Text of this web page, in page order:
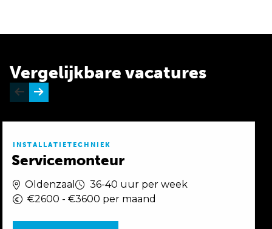
Vergelijkbare vacatures
INSTALLATIETECHNIEK
Servicemonteur
Oldenzaal
36-40 uur per week
€2600 - €3600 per maand